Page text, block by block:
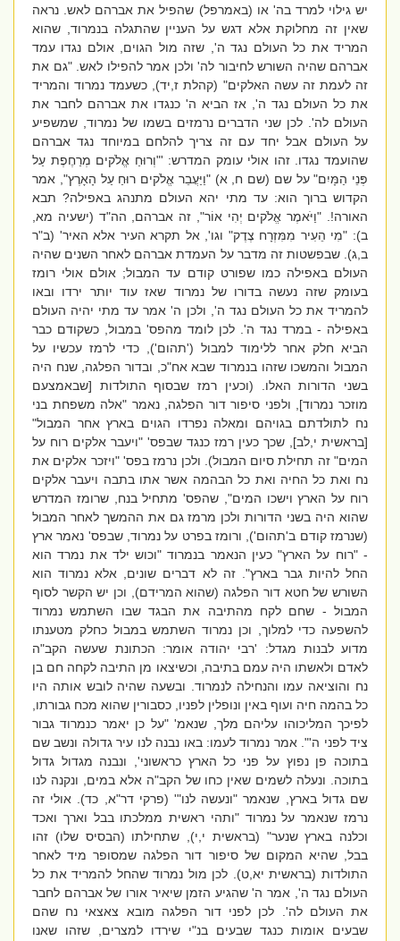
יש גילוי למרד בה' או (באמרפל) שהפיל את אברהם לאש. נראה
שאין זה מחלוקת אלא דגש על העניין שהתגלה בנמרוד, שהוא
המריד את כל העולם נגד ה', שזה מול הגוים, אולם נגדו עמד
אברהם שהיה השורש לחיבור לה' ולכן אמר להפילו לאש. "גם את
זה לעמת זה עשה האלקים" (קהלת ז,יד), כשעמד נמרוד והמריד
את כל העולם נגד ה', אז הביא ה' כנגדו את אברהם לחבר את
העולם לה'. לכן שני הדברים נרמזים בשמו של נמרוד, שמשפיע
על העולם אבל יחד עם זה צריך להלחם במיוחד נגד אברהם
שהועמד נגדו. זהו אולי עומק המדרש: '"וְרוּחַ אֱלֹקים מְרַחֶפֶת עַל
פְּנֵי הַמָּיִם" על שם (שם ח, א) "וַיַּעֲבֵר אֱלֹקים רוּחַ עַל הָאָרֶץ", אמר
הקדוש ברוך הוא: עד מתי יהא העולם מתנהג באפילה? תבא
האורה!. "וַיֹּאמֶר אֱלֹקים יְהִי אוֹר", זה אברהם, הה"ד (ישעיה מא,
ב): "מִי הֵעִיר מִמִּזְרָח צֶדֶק" וגו', אל תקרא העיר אלא האיר' (ב"ר
ב,ג). שבפשטות זה מדבר על העמדת אברהם לאחר השנים שהיה
העולם באפילה כמו שפורט קודם עד המבול; אולם אולי רומז
בעומק שזה נעשה בדורו של נמרוד שאז עוד יותר ירדו ובאו
להמריד את כל העולם נגד ה', ולכן ה' אמר עד מתי יהיה העולם
באפילה - במרד נגד ה'. לכן לומד מהפס' במבול, כשקודם כבר
הביא חלק אחר ללימוד למבול ('תהום'), כדי לרמז עכשיו על
המבול והמשכו שזהו בנמרוד שבא אח"כ, ובדור הפלגה, שנח היה
בשני הדורות האלו. (וכעין רמז שבסוף התולדות [שבאמצעם
מוזכר נמרוד], ולפני סיפור דור הפלגה, נאמר "אלה משפחת בני
נח לתולדתם בגויהם ומאלה נפרדו הגוים בארץ אחר המבול"
[בראשית י,לב], שכך כעין רמז כנגד שבפס' "ויעבר אלקים רוח על
המים" זה תחילת סיום המבול). ולכן נרמז בפס' "ויזכר אלקים את
נח ואת כל החיה ואת כל הבהמה אשר אתו בתבה ויעבר אלקים
רוח על הארץ וישכו המים", שהפס' מתחיל בנח, שרומז המדרש
שהוא היה בשני הדורות ולכן מרמז גם את ההמשך לאחר המבול
(שנרמז קודם ב'תהום'), ורומז בפרט על נמרוד, שבפס' נאמר ארץ
- "רוח על הארץ" כעין הנאמר בנמרוד "וכוש ילד את נמרד הוא
החל להיות גבר בארץ". זה לא דברים שונים, אלא נמרוד הוא
השורש של חטא דור הפלגה (שהוא המרידם), וכן יש הקשר לסוף
המבול - שחם לקח מהתיבה את הבגד שבו השתמש נמרוד
להשפעה כדי למלוך, וכן נמרוד השתמש במבול כחלק מטענתו
מדוע לבנות מגדל: 'רבי יהודה אומר: הכתונת שעשה הקב"ה
לאדם ולאשתו היה עמם בתיבה, וכשיצאו מן התיבה לקחה חם בן
נח והוציאה עמו והנחילה לנמרוד. ובשעה שהיה לובש אותה היו
כל בהמה חיה ועוף באין ונופלין לפניו, כסבורין שהוא מכח גבורתו,
לפיכך המליכוהו עליהם מלך, שנאמ' "על כן יאמר כנמרוד גבור
ציד לפני ה'". אמר נמרוד לעמו: באו נבנה לנו עיר גדולה ונשב שם
בתוכה פן נפוץ על פני כל הארץ כראשוני', ונבנה מגדול גדול
בתוכה. ונעלה לשמים שאין כחו של הקב"ה אלא במים, ונקנה לנו
שם גדול בארץ, שנאמר "ונעשה לנו"' (פרקי דר"א, כד). אולי זה
נרמז שנאמר על נמרוד "ותהי ראשית ממלכתו בבל וארך ואכד
וכלנה בארץ שנער" (בראשית י,י), שתחילתו (הבסיס שלו) זהו
בבל, שהיא המקום של סיפור דור הפלגה שמסופר מיד לאחר
התולדות (בראשית יא,ט). לכן מול נמרוד שהחל להמריד את כל
העולם נגד ה', אמר ה' שהגיע הזמן שיאיר אורו של אברהם לחבר
את העולם לה'. לכן לפני דור הפלגה מובא צאצאי נח שהם
שבעים אומות כנגד שבעים בנ"י שירדו למצרים, שזהו שאנו